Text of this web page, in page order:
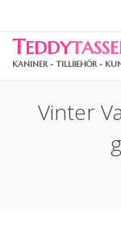
TEDDY
KANINER - TILLBEHÖR -
Vinter